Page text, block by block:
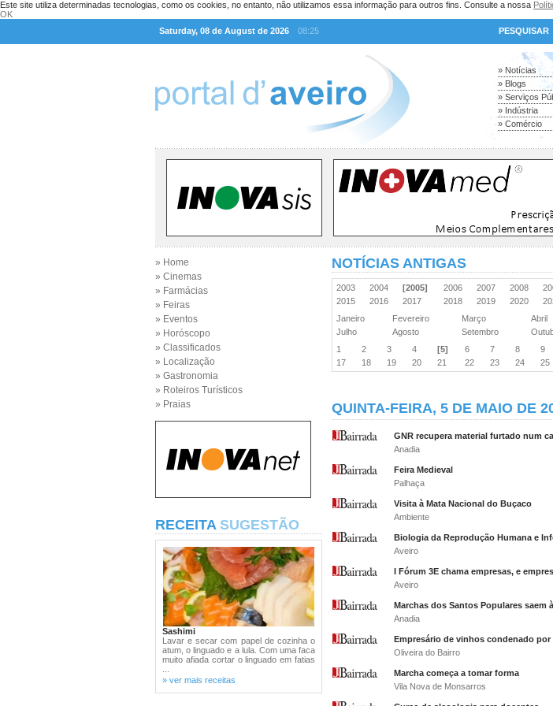
Este site utiliza determinadas tecnologias, como os cookies, no entanto, não utilizamos essa informação para outros fins. Consulte a nossa
OK
Saturday, 08 de August de 2026
08:25 PESQUISAR
» Notícias
» Blogs
» Serviços
» Indústria
» Comércio
» Home
» Cinemas
» Farmácias
» Feiras
» Eventos
» Horóscopo
» Classificados
» Localização
» Gastronomia
» Roteiros Turísticos
» Praias
RECEITA SUGESTÃO
Sashimi
Lavar e secar com papel de cozinha o
atum, o linguado e a lula. Com uma faca
muito afiada cortar o linguado em fatias
» ver mais receitas
NOTÍCIAS ANTIGAS
2003 2004 [2005] 2006 2007 2008
2015
2016 2017 2018 2019 2020
Janeiro
Fevereiro Março Abril
Julho
Agosto Setembro
1
2 3 4 [5] 6 7 8 9
17
18 19 20 21 22 23 24 25
QUINTA-FEIRA, 5 DE MAIO DE
GNR recupera material furtado num
Anadia
Feira Medieval
Palhaça
Visita à Mata Nacional do Buçaco
Ambiente
Biologia da Reprodução Humana e
Aveiro
I Fórum 3E chama empresas, e
Aveiro
Marchas dos Santos Populares saem
Anadia
Empresário de vinhos condenado
Oliveira do Bairro
Marcha começa a tomar forma
Vila Nova de Monsarros